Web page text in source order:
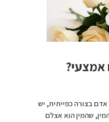
אמצעי?
אדם בצורה כפייתית, יש
שהמין הוא אצלם